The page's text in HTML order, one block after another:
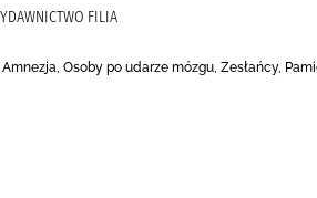
FILIA
Osoby po udarze mózgu, Zesłańcy,